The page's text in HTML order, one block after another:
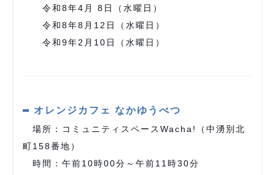
令和8年4月 8日（水曜日）
令和8年8月12日（水曜日）
令和9年2月10日（水曜日）
オレンジカフェ なかゆうべつ
場所：コミュニティスペースWacha!（中湧別北
町158番地）
時間：午前10時00分～午前11時30分